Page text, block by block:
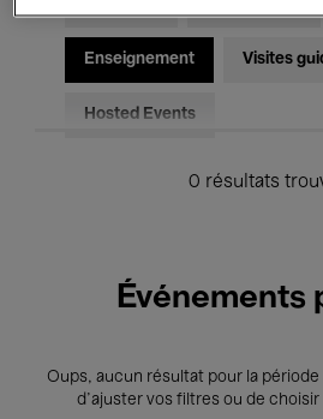
Enseignement Visites
Hosted Events
0 résultats
Événements
Oups, aucun résultat pour la
d’ajuster vos filtres ou de